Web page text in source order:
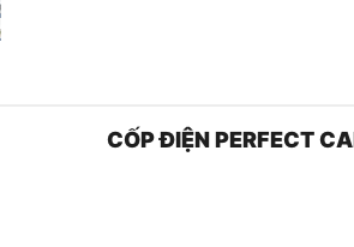
CỐP ĐIỆN PERFECT